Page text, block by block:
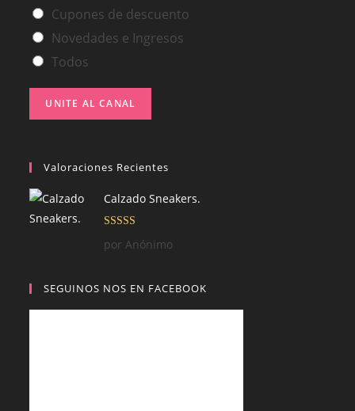
Cupones de descuento
Novedades e Ingresos
Todos
UNITE AL CANAL
Valoraciones Recientes
Calzado Sneakers.
5
por Anónimo
SEGUINOS NOS EN FACEBOOK